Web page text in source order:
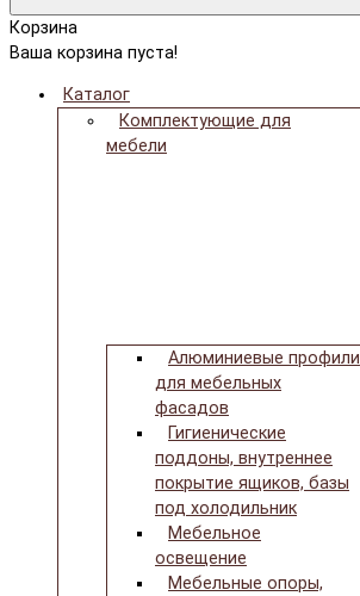
Корзина
Ваша корзина пуста!
Каталог
Комплектующие для
мебели
Алюминиевые профили
для мебельных
фасадов
Гигиенические
поддоны, внутреннее
покрытие ящиков, базы
под холодильник
Мебельное
освещение
Мебельные опоры,